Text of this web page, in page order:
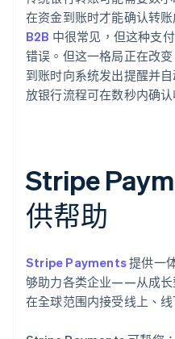
在资金到账时才能确认转
B2B 中很常见，但这种支
错误。但这一格局正在改
到账时向系统发出提醒并
放银行流程可在数秒内确认
Stripe
供帮助
Stripe Payments提供一
够助力各类企业——从成
在全球范围内接受线上、线